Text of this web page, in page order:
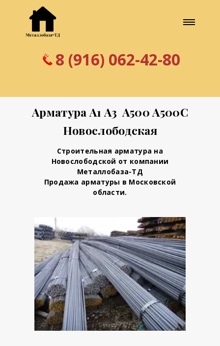
8 (916) 062-42-80
Арматура А1 А3 А500 А500С
Новослободская
Строительная арматура на
Новослободской от компании
Металлобаза-ТД
Продажа арматуры в Московской
области.